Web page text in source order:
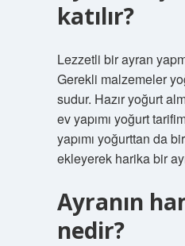
katılır?
Lezzetli bir ayran
Gerekli malzemeler
sudur. Hazır yoğurt
ev yapımı yoğurt
yapımı yoğurttan da
ekleyerek harika bir
Ayranın
nedir?